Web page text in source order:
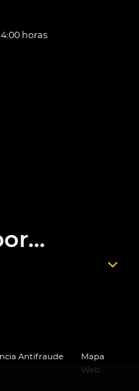
horas
Antifraude
Mapa
Web